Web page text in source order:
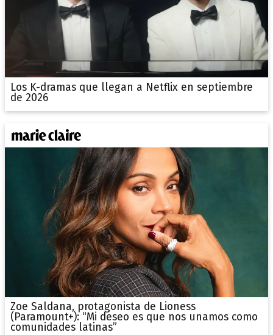
Los K-dramas que llegan a Netflix en septiembre
de 2026
Zoe Saldana, protagonista de Lioness
(Paramount+): “Mi deseo es que nos unamos como
comunidades latinas”